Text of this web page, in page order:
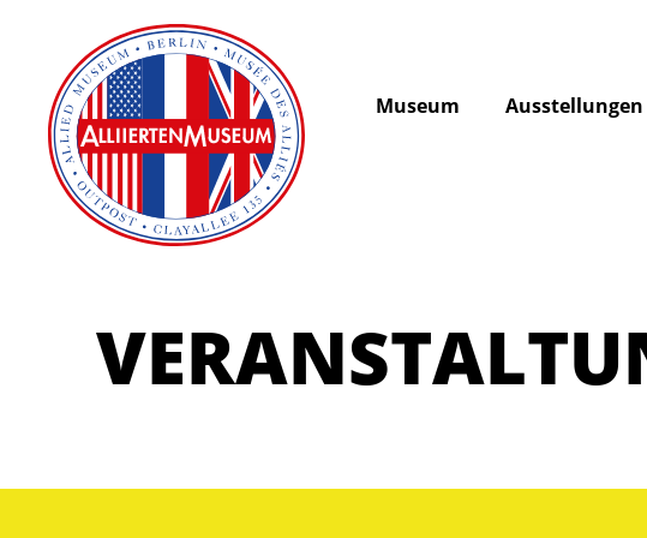
Museum Ausstellungen